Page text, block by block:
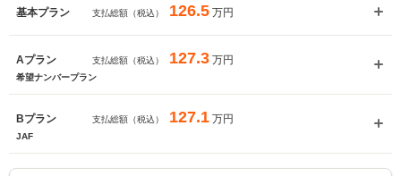
基本プラン 支払総額（税込） 126.5 万円
Aプラン 支払総額（税込） 127.3 万円
希望ナンバープラン
Bプラン 支払総額（税込） 127.1 万円
JAF